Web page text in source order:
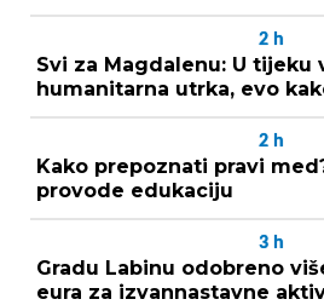
2 h
Svi za Magdalenu: U tijeku
humanitarna utrka, evo
2 h
Kako prepoznati pravi
provode edukaciju
3 h
Gradu Labinu odobreno
eura za izvannastavne